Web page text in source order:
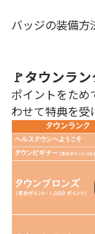
バッジの装備方
🚩タウンラ
ポイントをた
わせて特典を受